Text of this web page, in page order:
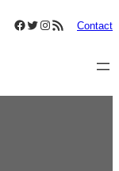
Facebook
Twitter
Instagram
Flux RSSContact